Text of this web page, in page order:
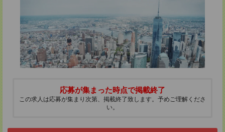
応募が集まった時点で掲載終了
この求人は応募が集まり次第、掲載終了致します。予めご理解くださ
い。